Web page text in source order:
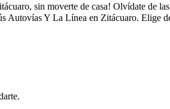
sin moverte de casa! Olvídate de
Autovías Y La Línea en Zitácuaro. Elige